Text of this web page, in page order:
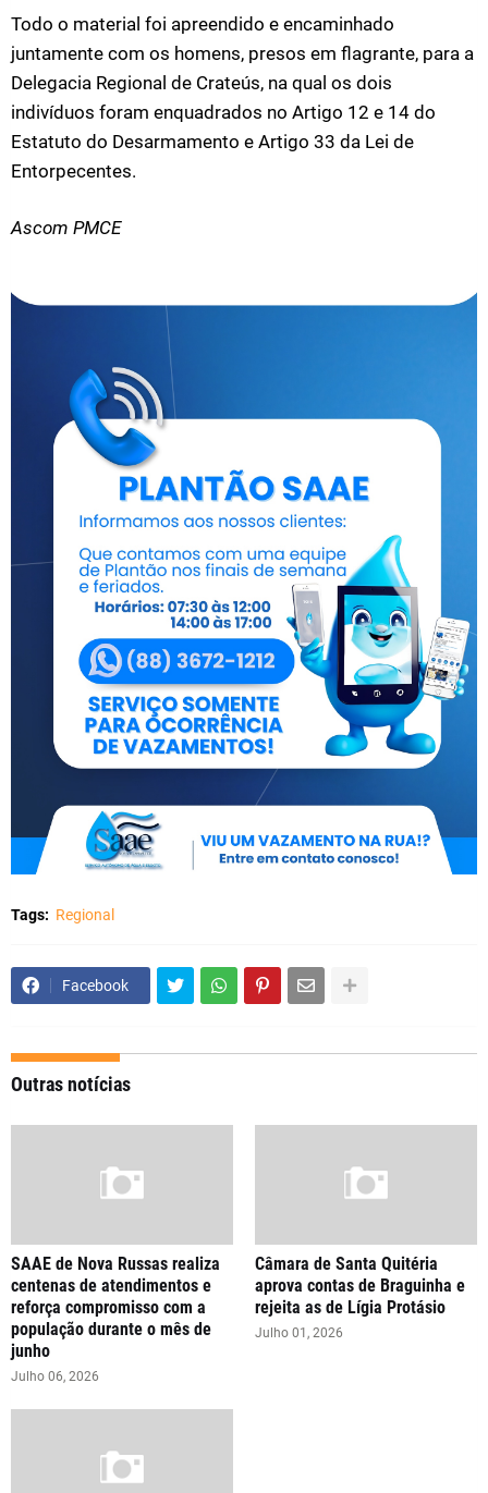
Todo o material foi apreendido e encaminhado
juntamente com os homens, presos em flagrante, para a
Delegacia Regional de Crateús, na qual os dois
indivíduos foram enquadrados no Artigo 12 e 14 do
Estatuto do Desarmamento e Artigo 33 da Lei de
Entorpecentes.
Ascom PMCE
Tags: Regional
Facebook
Outras notícias
SAAE de Nova Russas realiza
centenas de atendimentos e
reforça compromisso com a
população durante o mês de
junho
Julho 06, 2026
Câmara de Santa Quitéria
aprova contas de Braguinha e
rejeita as de Lígia Protásio
Julho 01, 2026